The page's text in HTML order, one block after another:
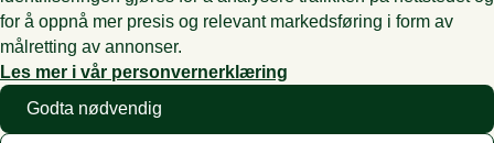
for å oppnå mer presis og relevant markedsføring i form av
målretting av annonser.
Les mer i vår personvernerklæring
Godta nødvendig